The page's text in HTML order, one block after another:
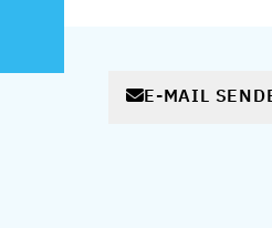
E-MAIL